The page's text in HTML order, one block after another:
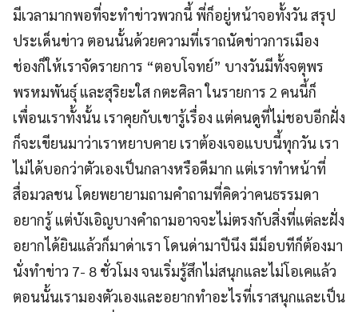
มีเวลามากพอที่จะทำข่าวพวกนี้ พี่ก็อยู่หน้าจอทั้งวัน สรุป
ประเด็นข่าว ตอนนั้นด้วยความที่เราถนัดข่าวการเมือง
ช่องก็ให้เราจัดรายการ “ตอบโจทย์” บางวันมีทั้งจตุพร
พรหมพันธุ์ และสุริยะใส กตะศิลา ในรายการ 2 คนนี้ก็
เพื่อนเราทั้งนั้น เราคุยกับเขารู้เรื่อง แต่คนดูที่ไม่ชอบอีกฝั่ง
ก็จะเขียนมาว่าเราหยาบคาย เราต้องเจอแบบนี้ทุกวัน เรา
ไม่ได้บอกว่าตัวเองเป็นกลางหรือดีมาก แต่เราทำหน้าที่
สื่อมวลชน โดยพยายามถามคำถามที่คิดว่าคนธรรมดา
อยากรู้ แต่บังเอิญบางคำถามอาจจะไม่ตรงกับสิ่งที่แต่ละฝั่ง
อยากได้ยินแล้วก็มาด่าเรา โดนด่ามาปีนึง มีม็อบทีก็ต้องมา
นั่งทำข่าว 7- 8 ชั่วโมง จนเริ่มรู้สึกไม่สนุกและไม่โอเคแล้ว
ตอนนั้นเรามองตัวเองและอยากทำอะไรที่เราสนุกและเป็น